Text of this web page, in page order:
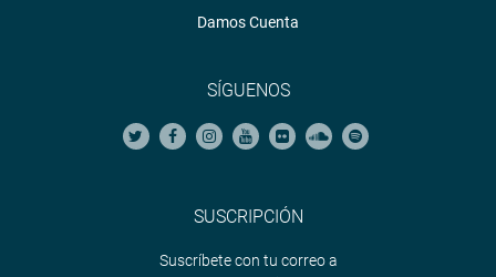
Damos Cuenta
SÍGUENOS
SUSCRIPCIÓN
Suscríbete con tu correo a